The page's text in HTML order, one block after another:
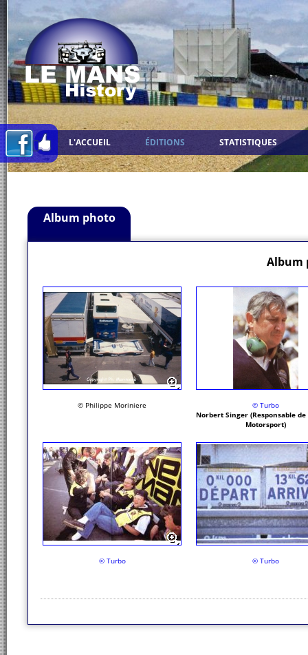
L'ACCUEIL ÉDITIONS STATISTIQUES
Album photo
Album
© Philippe Moriniere
© Turbo
Norbert Singer (Responsable de
Motorsport)
© Turbo © Turbo